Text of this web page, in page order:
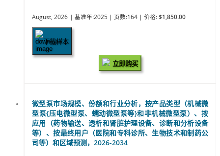
August, 2026 | 基准年:2025 | 页数:164 | 价格: $1,850.00
下载样本
立即购买
微型泵市场规模、份额和行业分析，按产品类型（机械微
型泵{压电微型泵、蠕动微型泵等}和非机械微型泵）、按
应用（药物输送、透析和肾脏护理设备、诊断和分析设备
等）、按最终用户（医院和专科诊所、生物技术和制药公
司等）和区域预测，2026-2034